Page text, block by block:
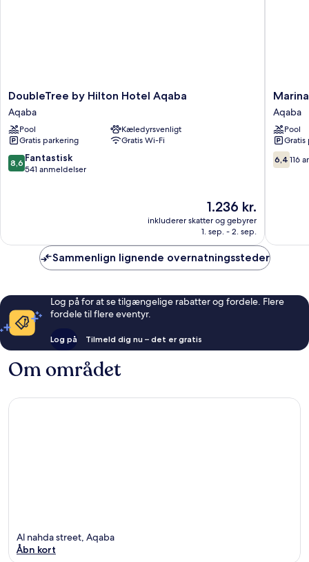
DoubleTree
by
Hilton
Hotel
Aqaba
Aqaba
DoubleTree by Hilton Hotel Aqaba
Aqaba
Pool
Kæledyrsvenligt
Gratis parkering
Gratis Wi-Fi
8.6
ud
8,6 Fantastisk
541 anmeldelser
Prisen
1.236 kr.
1.236 kr.
inkluderer skatter og gebyrer
1. sep. - 2. sep.
Marina
Plaza
Hotel,
Tala
Bay
Aqaba
Aqaba
Pool
Gratis
6.4
ud
6,4 116
Sammenlign lignende overnatningssteder
Log på for at se tilgængelige rabatter og fordele. Flere
fordele til flere eventyr.
Log på Tilmeld dig nu – det er gratis
Om området
Al nahda street, Aqaba
Åbn kort